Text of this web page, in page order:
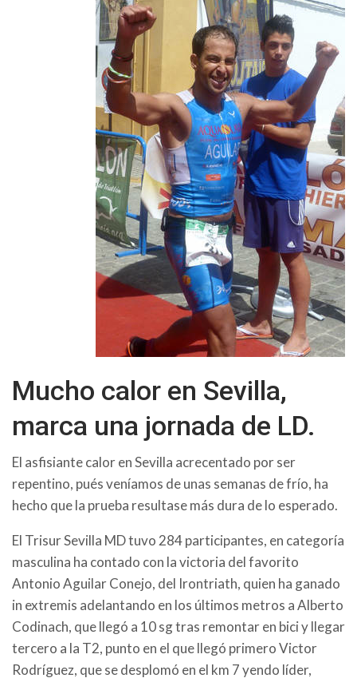
Mucho calor en Sevilla,
marca una jornada de LD.
El asfisiante calor en Sevilla acrecentado por ser
repentino, pués veníamos de unas semanas de frío, ha
hecho que la prueba resultase más dura de lo esperado.
El Trisur Sevilla MD tuvo 284 participantes, en categoría
masculina ha contado con la victoria del favorito
Antonio Aguilar Conejo, del Irontriath, quien ha ganado
in extremis adelantando en los últimos metros a Alberto
Codinach, que llegó a 10 sg tras remontar en bici y llegar
tercero a la T2, punto en el que llegó primero Victor
Rodríguez, que se desplomó en el km 7 yendo líder,